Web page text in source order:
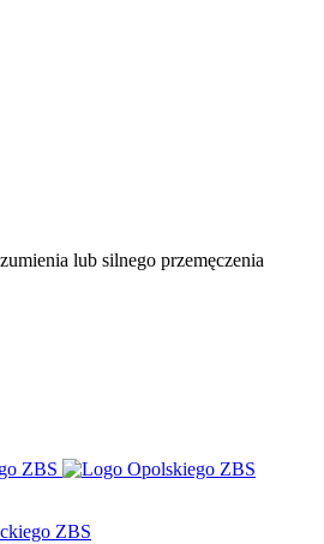
lub silnego przemęczenia